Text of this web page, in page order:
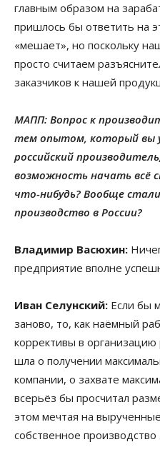
главным образом на
пришлось бы ответить на
«мешает», но поскольку
просто считаем
заказчиков к нашей
МАПП: Вопрос к
тем опытом, который вы
российский
возможность начать всё
что-нибудь? Вообще
производство в России?
Владимир Васюхин:
предприятие вполне
Иван Селунский: Если бы
заново, то, как наёмный
коррективы в
шла о получении
компании, о захвате
всерьёз бы просчитал
этом мечтая на
собственное производство